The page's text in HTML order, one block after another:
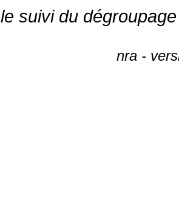
le suivi du
nra -